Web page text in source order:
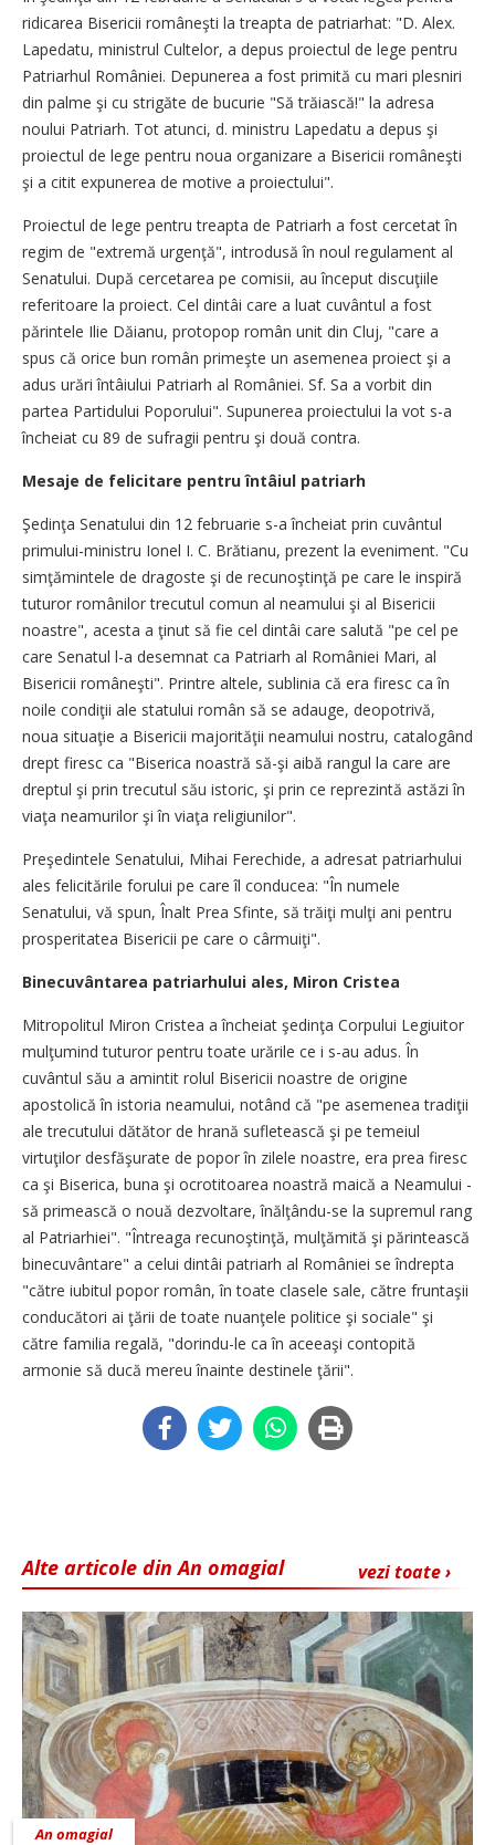
ridicarea Bisericii româneşti la treapta de patriarhat: "D. Alex.
Lapedatu, ministrul Cultelor, a depus proiectul de lege pentru
Patriarhul României. Depunerea a fost primită cu mari plesniri
din palme şi cu strigăte de bucurie "Să trăiască!" la adresa
noului Patriarh. Tot atunci, d. ministru Lapedatu a depus şi
proiectul de lege pentru noua organizare a Bisericii româneşti
şi a citit expunerea de motive a proiectului".
Proiectul de lege pentru treapta de Patriarh a fost cercetat în
regim de "extremă urgenţă", introdusă în noul regulament al
Senatului. După cercetarea pe comisii, au început discuţiile
referitoare la proiect. Cel dintâi care a luat cuvântul a fost
părintele Ilie Dăianu, protopop român unit din Cluj, "care a
spus că orice bun român primeşte un asemenea proiect şi a
adus urări întâiului Patriarh al României. Sf. Sa a vorbit din
partea Partidului Poporului". Supunerea proiectului la vot s-a
încheiat cu 89 de sufragii pentru şi două contra.
Mesaje de felicitare pentru întâiul patriarh
Şedinţa Senatului din 12 februarie s-a încheiat prin cuvântul
primului-ministru Ionel I. C. Brătianu, prezent la eveniment. "Cu
simţămintele de dragoste şi de recunoştinţă pe care le inspiră
tuturor românilor trecutul comun al neamului şi al Bisericii
noastre", acesta a ţinut să fie cel dintâi care salută "pe cel pe
care Senatul l-a desemnat ca Patriarh al României Mari, al
Bisericii româneşti". Printre altele, sublinia că era firesc ca în
noile condiţii ale statului român să se adauge, deopotrivă,
noua situaţie a Bisericii majorităţii neamului nostru, catalogând
drept firesc ca "Biserica noastră să-şi aibă rangul la care are
dreptul şi prin trecutul său istoric, şi prin ce reprezintă astăzi în
viaţa neamurilor şi în viaţa religiunilor".
Preşedintele Senatului, Mihai Ferechide, a adresat patriarhului
ales felicitările forului pe care îl conducea: "În numele
Senatului, vă spun, Înalt Prea Sfinte, să trăiţi mulţi ani pentru
prosperitatea Bisericii pe care o cârmuiţi".
Binecuvântarea patriarhului ales, Miron Cristea
Mitropolitul Miron Cristea a încheiat şedinţa Corpului Legiuitor
mulţumind tuturor pentru toate urările ce i s-au adus. În
cuvântul său a amintit rolul Bisericii noastre de origine
apostolică în istoria neamului, notând că "pe asemenea tradiţii
ale trecutului dătător de hrană sufletească şi pe temeiul
virtuţilor desfăşurate de popor în zilele noastre, era prea firesc
ca şi Biserica, buna şi ocrotitoarea noastră maică a Neamului -
să primească o nouă dezvoltare, înălţându-se la supremul rang
al Patriarhiei". "Întreaga recunoştinţă, mulţămită şi părintească
binecuvântare" a celui dintâi patriarh al României se îndrepta
"către iubitul popor român, în toate clasele sale, către fruntaşii
conducători ai ţării de toate nuanţele politice şi sociale" şi
către familia regală, "dorindu-le ca în aceeaşi contopită
armonie să ducă mereu înainte destinele ţării".
vezi toate ›
Alte articole din An omagial
An omagial